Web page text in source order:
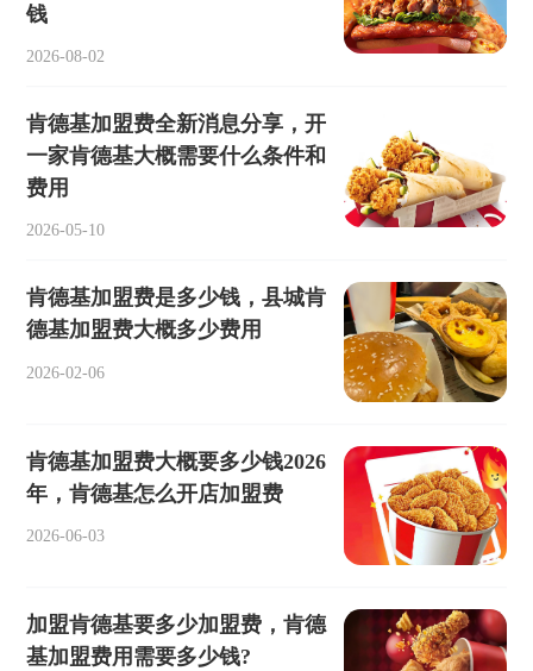
钱
2026-08-02
肯德基加盟费全新消息分享，开
一家肯德基大概需要什么条件和
费用
2026-05-10
肯德基加盟费是多少钱，县城肯
德基加盟费大概多少费用
2026-02-06
肯德基加盟费大概要多少钱2026
年，肯德基怎么开店加盟费
2026-06-03
加盟肯德基要多少加盟费，肯德
基加盟费用需要多少钱?